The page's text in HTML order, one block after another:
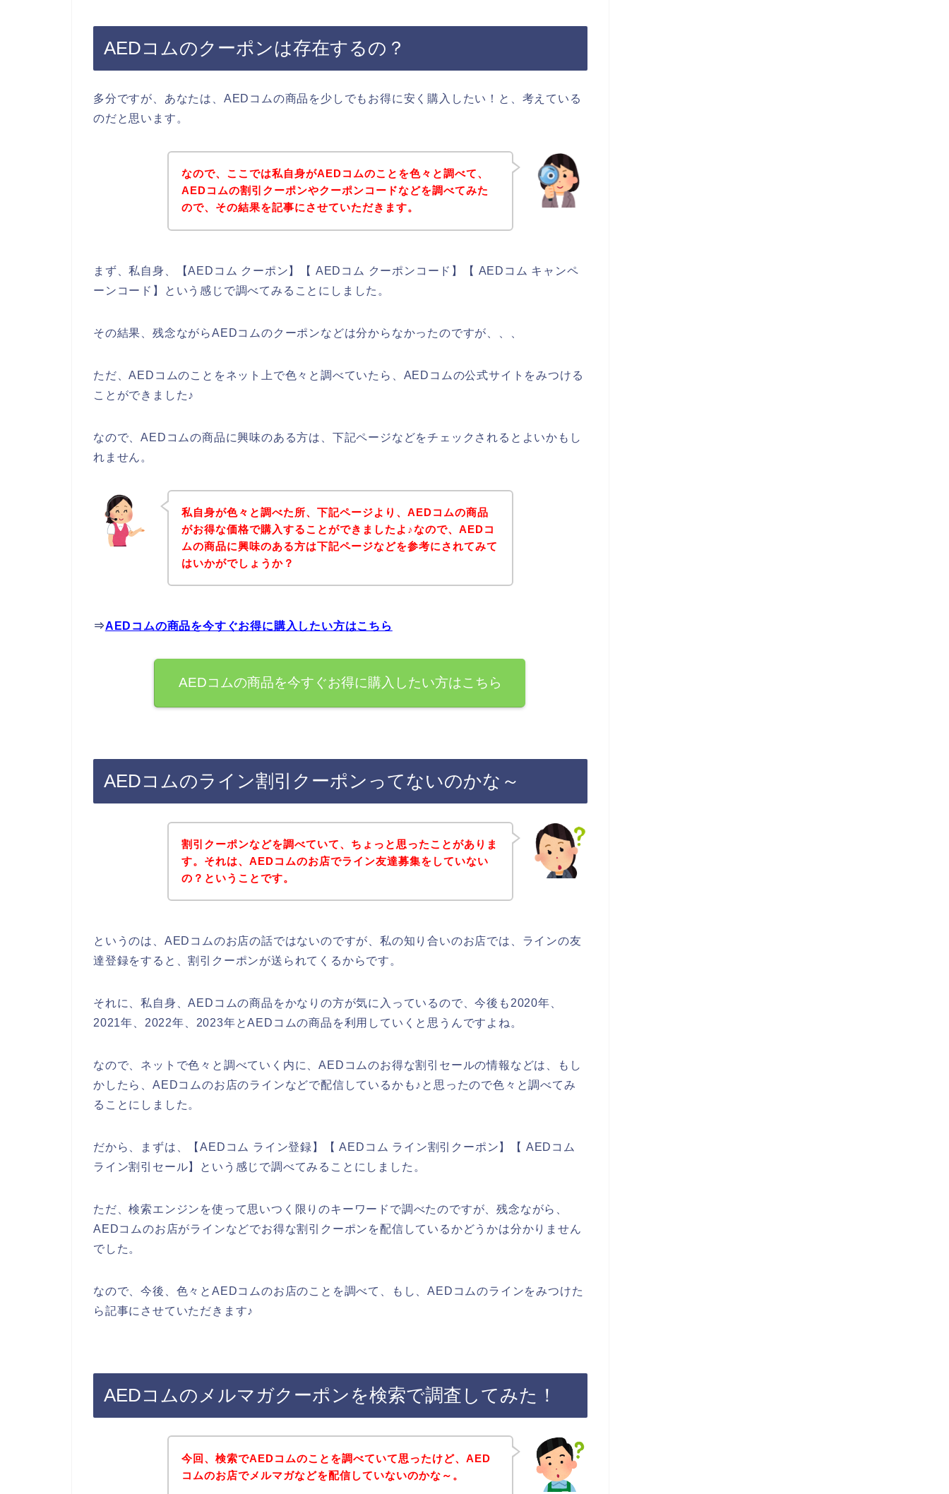
AEDコムのクーポンは存在するの？
多分ですが、あなたは、AEDコムの商品を少しでもお得に安く購入したい！と、考えている
のだと思います。
なので、ここでは私自身がAEDコムのことを色々と調べて、
AEDコムの割引クーポンやクーポンコードなどを調べてみた
ので、その結果を記事にさせていただきます。
まず、私自身、【AEDコム クーポン】【 AEDコム クーポンコード】【 AEDコム キャンペ
ーンコード】という感じで調べてみることにしました。
その結果、残念ながらAEDコムのクーポンなどは分からなかったのですが、、、
ただ、AEDコムのことをネット上で色々と調べていたら、AEDコムの公式サイトをみつける
ことができました♪
なので、AEDコムの商品に興味のある方は、下記ページなどをチェックされるとよいかもし
れません。
私自身が色々と調べた所、下記ページより、AEDコムの商品
がお得な価格で購入することができましたよ♪なので、AEDコ
ムの商品に興味のある方は下記ページなどを参考にされてみて
はいかがでしょうか？
⇒AEDコムの商品を今すぐお得に購入したい方はこちら
AEDコムの商品を今すぐお得に購入したい方はこちら
AEDコムのライン割引クーポンってないのかな～
割引クーポンなどを調べていて、ちょっと思ったことがありま
す。それは、AEDコムのお店でライン友達募集をしていない
の？ということです。
というのは、AEDコムのお店の話ではないのですが、私の知り合いのお店では、ラインの友
達登録をすると、割引クーポンが送られてくるからです。
それに、私自身、AEDコムの商品をかなりの方が気に入っているので、今後も2020年、
2021年、2022年、2023年とAEDコムの商品を利用していくと思うんですよね。
なので、ネットで色々と調べていく内に、AEDコムのお得な割引セールの情報などは、もし
かしたら、AEDコムのお店のラインなどで配信しているかも♪と思ったので色々と調べてみ
ることにしました。
だから、まずは、【AEDコム ライン登録】【 AEDコム ライン割引クーポン】【 AEDコム
ライン割引セール】という感じで調べてみることにしました。
ただ、検索エンジンを使って思いつく限りのキーワードで調べたのですが、残念ながら、
AEDコムのお店がラインなどでお得な割引クーポンを配信しているかどうかは分かりません
でした。
なので、今後、色々とAEDコムのお店のことを調べて、もし、AEDコムのラインをみつけた
ら記事にさせていただきます♪
AEDコムのメルマガクーポンを検索で調査してみた！
今回、検索でAEDコムのことを調べていて思ったけど、AED
コムのお店でメルマガなどを配信していないのかな～。